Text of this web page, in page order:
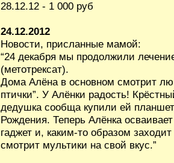
28.12.12 - 1 000 руб
24.12.2012
Новости, присланные мамой:
“24 декабря мы продолжили
(метотрексат).
Дома Алёна в основном смотрит
птички”. У Алёнки радость!
дедушка сообща купили ей
Рождения. Теперь Алёнка
гаджет и, каким-то образом
смотрит мультики на свой вкус.”